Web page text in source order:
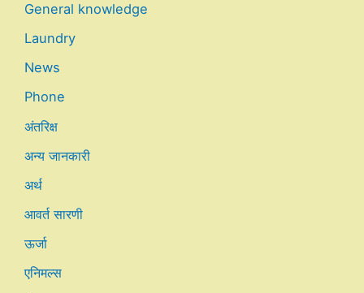
General knowledge
Laundry
News
Phone
अंतरिक्ष
अन्य जानकारी
अर्थ
आवर्त सारणी
ऊर्जा
एनिमल्स